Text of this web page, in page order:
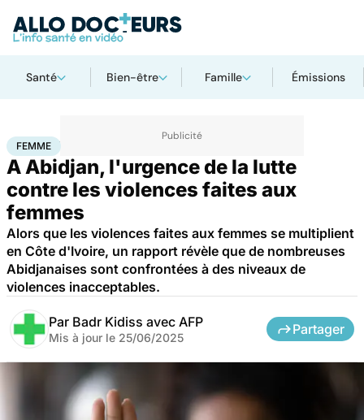
Santé Bien-être Famille Émissions
AccueilSanté
FEMME
A Abidjan, l'urgence de la lutte
contre les violences faites aux
femmes
Alors que les violences faites aux femmes se multiplient
en Côte d'Ivoire, un rapport révèle que de nombreuses
Abidjanaises sont confrontées à des niveaux de
violences inacceptables.
Par Badr Kidiss avec AFP
Mis à jour le 25/06/2025
Partager